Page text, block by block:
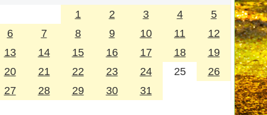
1 2 3 4
5
6
7 8 9 10 11
12
13
14 15 16 17 18
19
20
21 22 23 24 25
26
27
28 29 30 31